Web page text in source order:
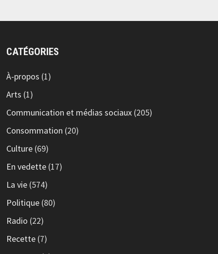
CATÉGORIES
À-propos (1)
Arts (1)
Communication et médias sociaux(205)
Consommation (20)
Culture(69)
En vedette(17)
La vie(574)
Politique(80)
Radio (22)
Recette(7)